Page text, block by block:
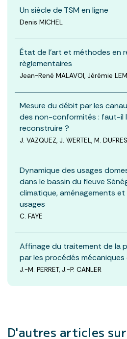
Un siècle de TSM en ligne
Denis MICHEL
État de l’art et méthodes en
règlementaires
Jean-René MALAVOI, Jérémie
Mesure du débit par les
des non-conformités : faut-il
reconstruire ?
J. VAZQUEZ, J. WERTEL, M.
Dynamique des usages
dans le bassin du fleuve
climatique, aménagements
usages
C. FAYE
Affinage du traitement de la
par les procédés mécaniques
J.-M. PERRET, J.-P. CANLER
D'autres articles